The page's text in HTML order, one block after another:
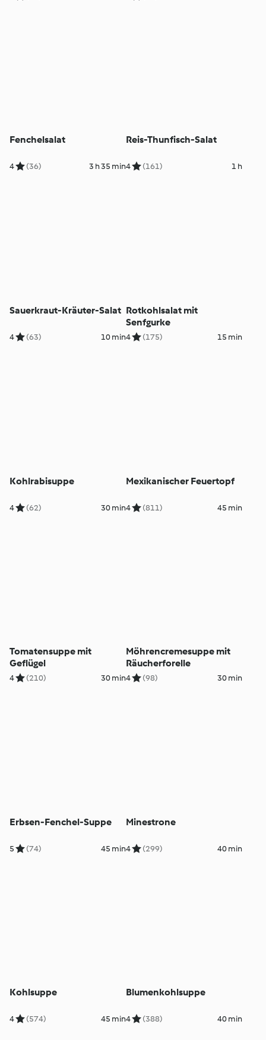
Fenchelsalat
4 (36) 3 h 35 min
Reis-Thunfisch-Salat
4 (161) 1 h
Sauerkraut-Kräuter-Salat
4 (63) 10 min
Rotkohlsalat mit
Senfgurke
4 (175) 15 min
Kohlrabisuppe
4 (62) 30 min
Mexikanischer Feuertopf
4 (811) 45 min
Tomatensuppe mit
Geflügel
4 (210) 30 min
Möhrencremesuppe mit
Räucherforelle
4 (98) 30 min
Erbsen-Fenchel-Suppe
5 (74) 45 min
Minestrone
4 (299) 40 min
Kohlsuppe
4 (574) 45 min
Blumenkohlsuppe
4 (388) 40 min